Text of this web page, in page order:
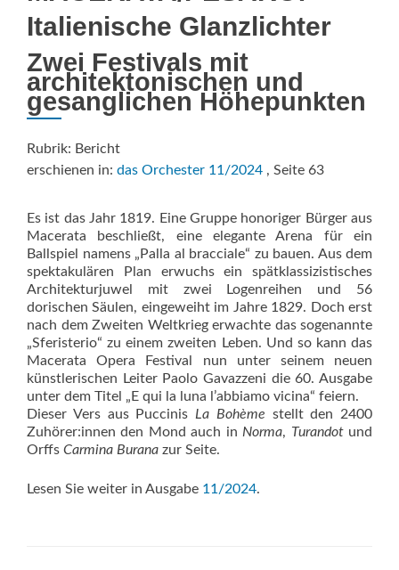
Italienische Glanzlichter
Zwei Festivals mit
architektonischen und
gesanglichen Höhepunkten
Rubrik: Bericht
erschienen in: das Orchester 11/2024 , Seite 63
Es ist das Jahr 1819. Eine Gruppe honoriger Bürger aus
Macerata beschließt, eine elegante Arena für ein
Ballspiel namens „Palla al bracciale“ zu bauen. Aus dem
spektakulären Plan erwuchs ein spätklassizistisches
Architekturjuwel mit zwei Logenreihen und 56
dorischen Säulen, eingeweiht im Jahre 1829. Doch erst
nach dem Zweiten Weltkrieg erwachte das sogenannte
„Sferisterio“ zu einem zweiten Leben. Und so kann das
Macerata Opera Festival nun unter seinem neuen
künstlerischen Leiter Paolo Gavazzeni die 60. Ausgabe
unter dem Titel „E qui la luna l’abbiamo vicina“ feiern.
Dieser Vers aus Puccinis La Bohème stellt den 2400
Zuhörer:innen den Mond auch in Norma, Turandotund
Orffs Carmina Burana zur Seite.
Lesen Sie weiter in Ausgabe 11/2024.